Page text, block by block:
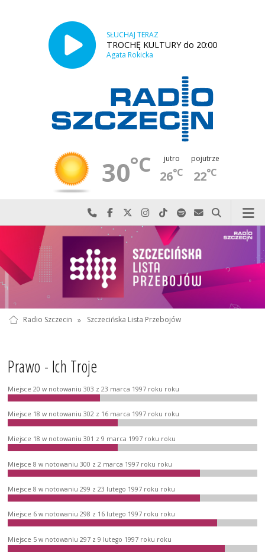
SŁUCHAJ TERAZ
TROCHĘ KULTURY do 20:00
Agata Rokicka
30°C jutro
26°C
pojutrze
22°C
Najlepiej po prostu do nas zadzwoń
Odwiedź nas na Facebook-u
Odwiedź nas na X
Odwiedź nas na Instagram-ie
Odwiedź nas na TikTok-u
Szukaj nas na Spotify
Wyślij do nas
Szukaj
Radio Szczecin » Szczecińska Lista Przebojów
Prawo - Ich Troje
Miejsce 20 w notowaniu 303 z 23 marca 1997 roku roku
Miejsce 18 w notowaniu 302 z 16 marca 1997 roku roku
Miejsce 18 w notowaniu 301 z 9 marca 1997 roku roku
Miejsce 8 w notowaniu 300 z 2 marca 1997 roku roku
Miejsce 8 w notowaniu 299 z 23 lutego 1997 roku roku
Miejsce 6 w notowaniu 298 z 16 lutego 1997 roku roku
Miejsce 5 w notowaniu 297 z 9 lutego 1997 roku roku